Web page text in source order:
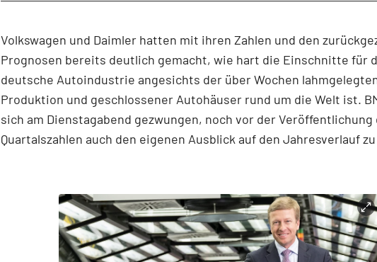
Volkswagen und Daimler hatten mit ihren Zahlen und den
Prognosen bereits deutlich gemacht, wie hart die Einschnitte für
deutsche Autoindustrie angesichts der über Wochen
Produktion und geschlossener Autohäuser rund um die Welt ist.
sich am Dienstagabend gezwungen, noch vor der Veröffentlichung
Quartalszahlen auch den eigenen Ausblick auf den Jahresverlauf